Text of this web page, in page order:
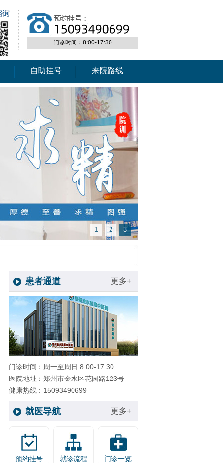
门诊时间：8:00-17:30
自助挂号 来院路线
1 2 3
患者通道 更多+
门诊时间：周一至周日 8:00-17:30
医院地址：郑州市金水区花园路123号
健康热线：15093490699
就医导航 更多+
预约挂号 就诊流程 门诊一览